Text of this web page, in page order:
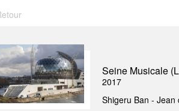
Seine Musicale
2017
Shigeru Ban - Jean